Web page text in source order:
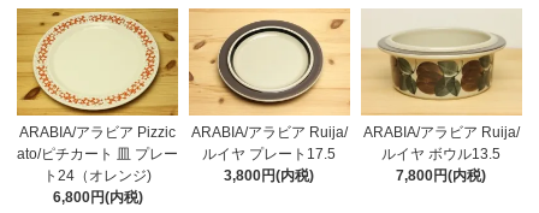
ARABIA/アラビア Pizzic
ato/ピチカート 皿 プレー
ト24（オレンジ)
6,800円(内税)
ARABIA/アラビア Ruija/
ルイヤ プレート17.5
3,800円(内税)
ARABIA/アラビア Ruija/
ルイヤ ボウル13.5
7,800円(内税)